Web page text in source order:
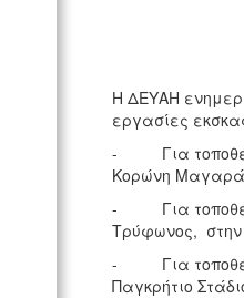
Η ΔΕΥΑΗ
εργασίες
- Για
Κορώνη
- Για
Τρύφωνος, στην
- Για
Παγκρήτιο